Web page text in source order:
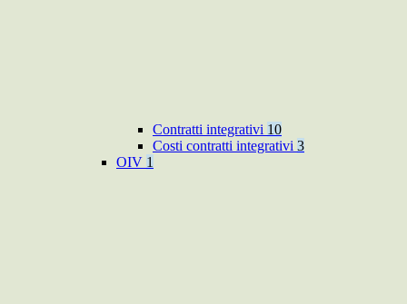
Contratti integrativi 10
Costi contratti integrativi 3
OIV 1